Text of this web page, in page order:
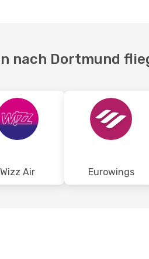
nach Dortmund
Wizz Air Eurowings